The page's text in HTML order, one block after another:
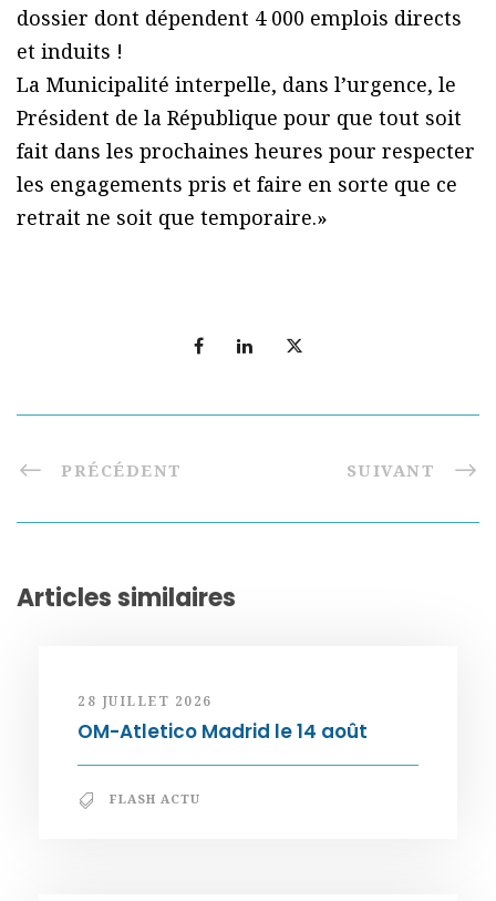
dossier dont dépendent 4 000 emplois directs
et induits !
La Municipalité interpelle, dans l’urgence, le
Président de la République pour que tout soit
fait dans les prochaines heures pour respecter
les engagements pris et faire en sorte que ce
retrait ne soit que temporaire.»
PRÉCÉDENT SUIVANT
Articles similaires
28 JUILLET 2026
OM-Atletico Madrid le 14 août
FLASH ACTU